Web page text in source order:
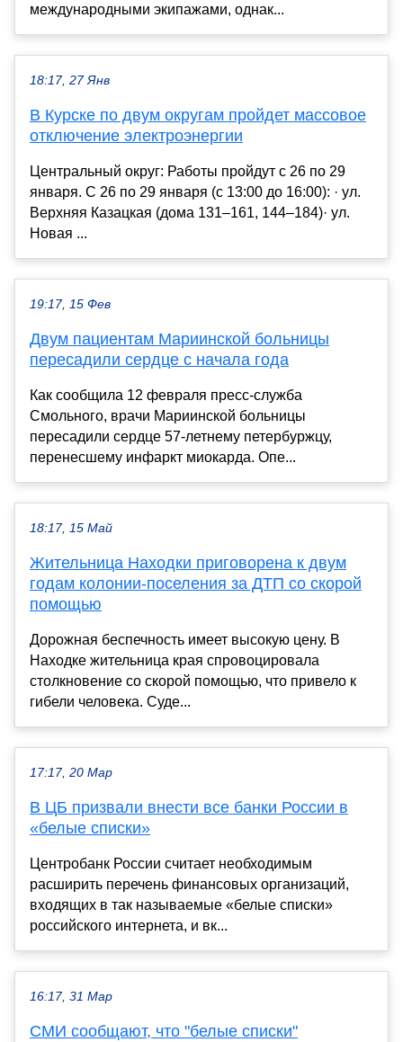
международными экипажами, однак...
18:17, 27 Янв
В Курске по двум округам пройдет массовое
отключение электроэнергии
Центральный округ: Работы пройдут с 26 по 29
января. С 26 по 29 января (с 13:00 до 16:00): · ул.
Верхняя Казацкая (дома 131–161, 144–184)· ул.
Новая ...
19:17, 15 Фев
Двум пациентам Мариинской больницы
пересадили сердце с начала года
Как сообщила 12 февраля пресс-служба
Смольного, врачи Мариинской больницы
пересадили сердце 57-летнему петербуржцу,
перенесшему инфаркт миокарда. Опе...
18:17, 15 Май
Жительница Находки приговорена к двум
годам колонии-поселения за ДТП со скорой
помощью
Дорожная беспечность имеет высокую цену. В
Находке жительница края спровоцировала
столкновение со скорой помощью, что привело к
гибели человека. Суде...
17:17, 20 Мар
В ЦБ призвали внести все банки России в
«белые списки»
Центробанк России считает необходимым
расширить перечень финансовых организаций,
входящих в так называемые «белые списки»
российского интернета, и вк...
16:17, 31 Мар
СМИ сообщают, что "белые списки"